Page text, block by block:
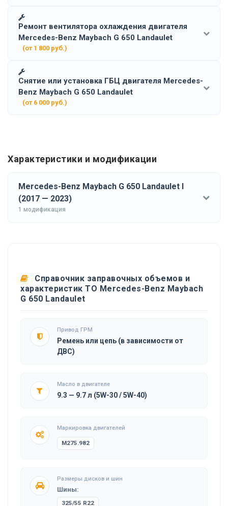
Ремонт вентилятора охлаждения двигателя
Mercedes-Benz Maybach G 650 Landaulet
(от 1 800 руб.)
Снятие или установка ГБЦ двигателя Mercedes-
Benz Maybach G 650 Landaulet
(от 6 000 руб.)
Характеристики и модификации
Mercedes-Benz Maybach G 650 Landaulet I
(2017 — 2023)
1 модификация
Справочник заправочных объемов и
характеристик ТО Mercedes-Benz Maybach
G 650 Landaulet
Привод ГРМ
Ремень или цепь (в зависимости от
ДВС)
Масло в двигателе
9.3 — 9.7 л (5W-30 / 5W-40)
Маркировка двигателей
M275.982
Размеры дисков и шин
Шины:
325/55 R22